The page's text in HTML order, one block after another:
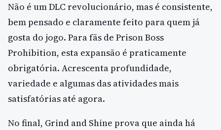
Não é um DLC revolucionário, mas é consistente,
bem pensado e claramente feito para quem já
gosta do jogo. Para fãs de Prison Boss
Prohibition, esta expansão é praticamente
obrigatória. Acrescenta profundidade,
variedade e algumas das atividades mais
satisfatórias até agora.
No final, Grind and Shine prova que ainda há